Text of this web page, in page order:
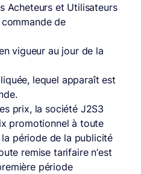
Acheteurs et Utilisateurs
de
vigueur au jour de la
lequel apparaît est
prix, la société J2S3
promotionnel à toute
période de la publicité
remise tarifaire n’est
période